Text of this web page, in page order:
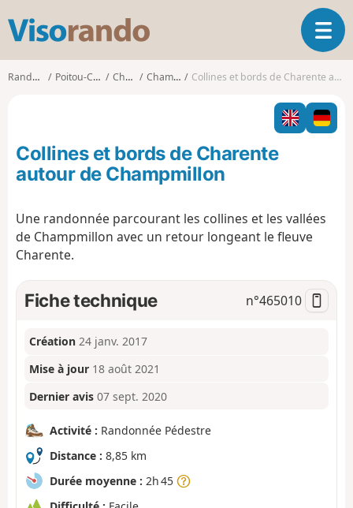
s
o
o
O
u
i
r
l
i
i
Randonnées Poitou-Charentes Charente Champmillon Collines et bords de Charente autour de Champmillon
Collines et bords de Charente
autour de Champmillon
Une randonnée parcourant les collines et les vallées
de Champmillon avec un retour longeant le fleuve
Charente.
Fiche technique n°465010
Création 24 janv. 2017
Mise à jour 18 août 2021
Dernier avis 07 sept. 2020
Activité : Randonnée Pédestre
Distance : 8,85 km
Durée moyenne : 2h 45